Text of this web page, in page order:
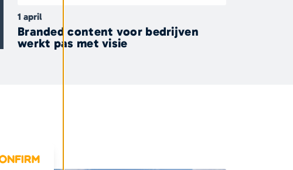
1 april
Branded content voor bedrijven
werkt pas met visie